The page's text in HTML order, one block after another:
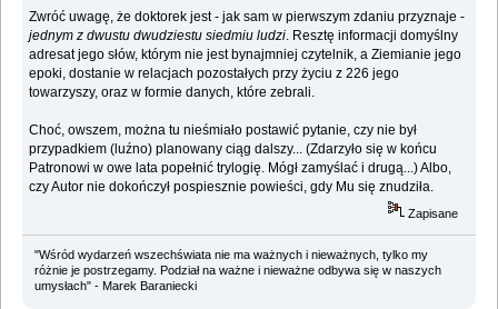
Zwróć uwagę, że doktorek jest - jak sam w pierwszym zdaniu przyznaje -
jednym z dwustu dwudziestu siedmiu ludzi. Resztę informacji domyślny
adresat jego słów, którym nie jest bynajmniej czytelnik, a Ziemianie jego
epoki, dostanie w relacjach pozostałych przy życiu z 226 jego
towarzyszy, oraz w formie danych, które zebrali.
Choć, owszem, można tu nieśmiało postawić pytanie, czy nie był
przypadkiem (luźno) planowany ciąg dalszy... (Zdarzyło się w końcu
Patronowi w owe lata popełnić trylogię. Mógł zamyślać i drugą...) Albo,
czy Autor nie dokończył pospiesznie powieści, gdy Mu się znudziła.
Zapisane
"Wśród wydarzeń wszechświata nie ma ważnych i nieważnych, tylko my
różnie je postrzegamy. Podział na ważne i nieważne odbywa się w naszych
umysłach" - Marek Baraniecki